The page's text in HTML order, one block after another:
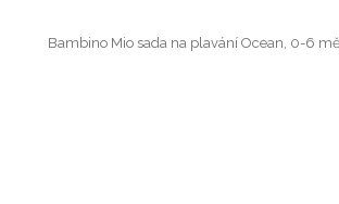
Bambino Mio sada na plavání Ocean, 0-6